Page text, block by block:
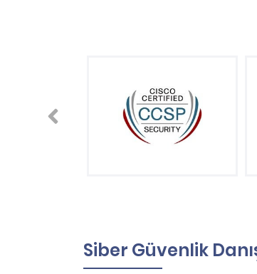
Siber Güvenlik